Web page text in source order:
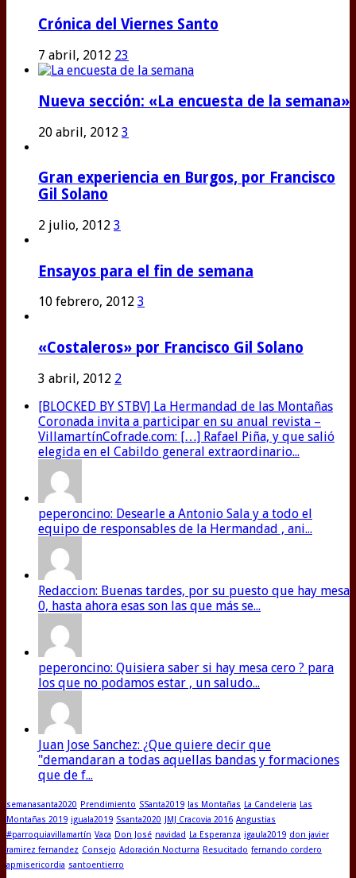
Crónica del Viernes Santo
7 abril, 2012 23
Nueva sección: «La encuesta de la semana»
20 abril, 2012 3
Gran experiencia en Burgos, por Francisco
Gil Solano
2 julio, 2012 3
Ensayos para el fin de semana
10 febrero, 2012 3
«Costaleros» por Francisco Gil Solano
3 abril, 2012 2
[BLOCKED BY STBV] La Hermandad de las Montañas
Coronada invita a participar en su anual revista –
VillamartínCofrade.com: […] Rafael Piña, y que salió
elegida en el Cabildo general extraordinario...
peperoncino: Desearle a Antonio Sala y a todo el
equipo de responsables de la Hermandad , ani...
Redaccion: Buenas tardes, por su puesto que hay mesa
0, hasta ahora esas son las que más se...
peperoncino: Quisiera saber si hay mesa cero ? para
los que no podamos estar , un saludo...
Juan Jose Sanchez: ¿Que quiere decir que
"demandaran a todas aquellas bandas y formaciones
que de f...
semanasanta2020 Prendimiento SSanta2019 las Montañas La Candeleria Las
Montañas 2019 iguala2019 Ssanta2020 JMJ Cracovia 2016 Angustias
#parroquiavillamartín Vaca Don José navidad La Esperanza igaula2019 don javier
ramirez fernandez Consejo Adoración Nocturna Resucitado fernando cordero
apmisericordia santoentierro